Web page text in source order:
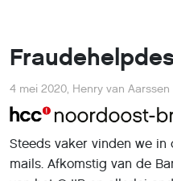
4 mei 2020, Henry van Aarssen
Steeds vaker vinden we in
mails. Afkomstig van de